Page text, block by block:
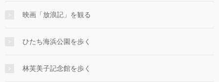
映画「放浪記」を観る
ひたち海浜公園を歩く
林芙美子記念館を歩く